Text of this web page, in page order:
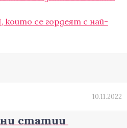
които се гордеят с най-
10.11.2022
статии